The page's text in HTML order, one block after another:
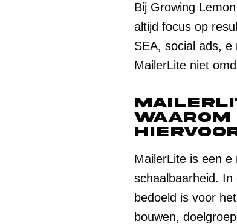
Bij Growing
altijd focus op
SEA, social ads,
MailerLite niet
MailerLite is een
schaalbaarheid.
bedoeld is voor
bouwen,